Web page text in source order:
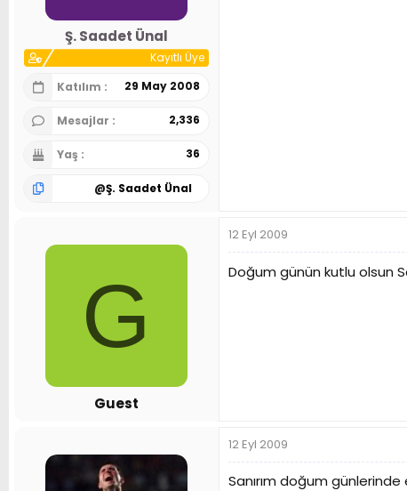
Ş. Saadet Ünal
Kayıtlı Üye
Katılım
29 May 2008
Mesajlar 2,336
Yaş 36
@Ş. Saadet Ünal
G
Guest
12 Eyl 2009
Doğum günün kutlu olsun
12 Eyl 2009
Sanırım doğum